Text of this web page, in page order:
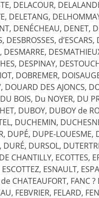
DELACOUR,
DELETANG,
DENÉCHEAU, DENET,
DESBROSSES,
DESMARRE,
DESPINAY,
DOBREMER,
DOUARD DES AJONCS,
BOIS, Du NOYER, DU
DUBOY, DUBOY de
DUCHEMIN,
DUPÉ, DUPE-
DURSOL,
CHANTILLY, ECOTTES,
ESNAULT,
CHATEAUFORT, FANC
FEBVRIER, FELARD,